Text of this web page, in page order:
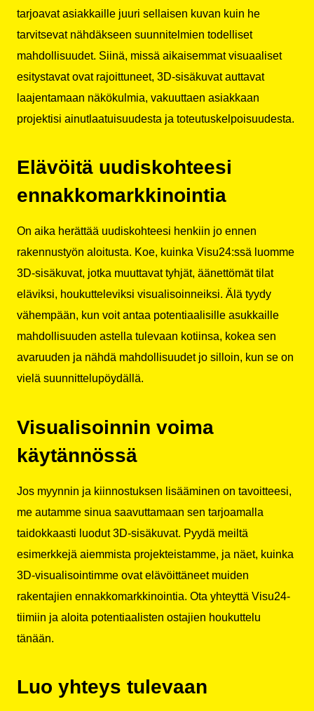
tarjoavat asiakkaille juuri sellaisen kuvan kuin he
tarvitsevat nähdäkseen suunnitelmien todelliset
mahdollisuudet. Siinä, missä aikaisemmat visuaaliset
esitystavat ovat rajoittuneet, 3D-sisäkuvat auttavat
laajentamaan näkökulmia, vakuuttaen asiakkaan
projektisi ainutlaatuisuudesta ja toteutuskelpoisuudesta.
Elävöitä uudiskohteesi
ennakkomarkkinointia
On aika herättää uudiskohteesi henkiin jo ennen
rakennustyön aloitusta. Koe, kuinka Visu24:ssä luomme
3D-sisäkuvat, jotka muuttavat tyhjät, äänettömät tilat
eläviksi, houkutteleviksi visualisoinneiksi. Älä tyydy
vähempään, kun voit antaa potentiaalisille asukkaille
mahdollisuuden astella tulevaan kotiinsa, kokea sen
avaruuden ja nähdä mahdollisuudet jo silloin, kun se on
vielä suunnittelupöydällä.
Visualisoinnin voima
käytännössä
Jos myynnin ja kiinnostuksen lisääminen on tavoitteesi,
me autamme sinua saavuttamaan sen tarjoamalla
taidokkaasti luodut 3D-sisäkuvat. Pyydä meiltä
esimerkkejä aiemmista projekteistamme, ja näet, kuinka
3D-visualisointimme ovat elävöittäneet muiden
rakentajien ennakkomarkkinointia. Ota yhteyttä Visu24-
tiimiin ja aloita potentiaalisten ostajien houkuttelu
tänään.
Luo yhteys tulevaan